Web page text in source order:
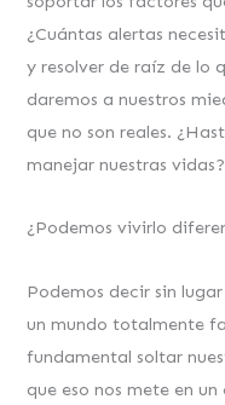
¿Cuántas alertas
y resolver de raíz de lo
daremos a nuestros
que no son reales.
manejar nuestras vidas?
¿Podemos vivirlo
Podemos decir sin
un mundo totalmente
fundamental soltar
que eso nos mete en